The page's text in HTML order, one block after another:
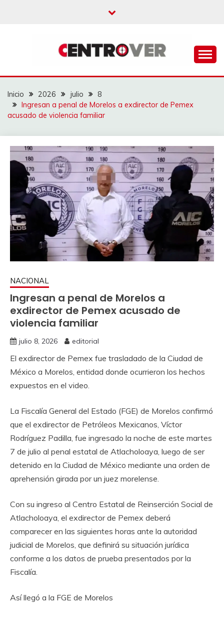
CENTROVER
NOTICIAS
Inicio 2026 julio
8
Ingresan a penal de Morelos a exdirector de Pemex
acusado de violencia familiar
NACIONAL
Ingresan a penal de Morelos a
exdirector de Pemex acusado de
violencia familiar
julio 8, 2026 editorial
El exdirector de Pemex fue trasladado de la Ciudad de
México a Morelos, entidad donde ocurrieron los hechos
expuestos en el video.
La Fiscalía General del Estado (FGE) de Morelos confirmó
que el exdirector de Petróleos Mexicanos, Víctor
Rodríguez Padilla, fue ingresado la noche de este martes
7 de julio al penal estatal de Atlacholoaya, luego de ser
detenido en la Ciudad de México mediante una orden de
aprehensión girada por un juez morelense.
Con su ingreso al Centro Estatal de Reinserción Social de
Atlacholoaya, el exdirector de Pemex deberá
comparecer en las siguientes horas ante la autoridad
judicial de Morelos, que definirá su situación jurídica
conforme a los datos de prueba presentados por la
Fiscalía.
Así llegó a la FGE de Morelos